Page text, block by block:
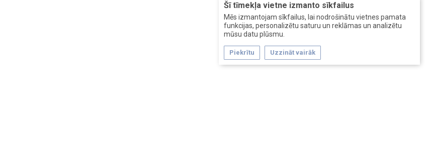
Šī tīmekļa vietne izmanto sīkfailus
Mēs izmantojam sīkfailus, lai nodrošinātu vietnes pamata
funkcijas, personalizētu saturu un reklāmas un analizētu
mūsu datu plūsmu.
Piekrītu Uzzināt vairāk